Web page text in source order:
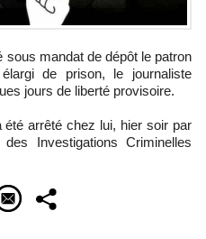
de prison, le journaliste
jours de liberté provisoire.
arrêté chez lui, hier soir par
Investigations Criminelles